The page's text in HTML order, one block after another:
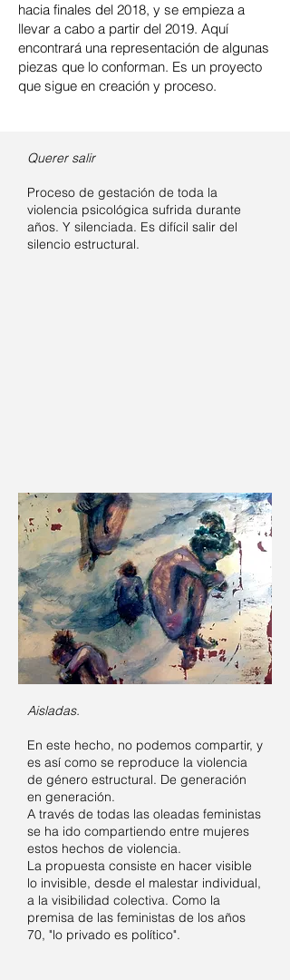
hacia finales del 2018, y se empieza a
llevar a cabo a partir del 2019. Aquí
encontrará una representación de algunas
piezas que lo conforman. Es un proyecto
que sigue en creación y proceso.
Querer salir
Proceso de gestación de toda la
violencia psicológica sufrida durante
años. Y silenciada. Es difícil salir del
silencio estructural.
Aisladas.
En este hecho, no podemos compartir, y
es así como se reproduce la violencia
de género estructural. De generación
en generación.
A través de todas las oleadas feministas
se ha ido compartiendo entre mujeres
estos hechos de violencia.
La propuesta consiste en hacer visible
lo invisible, desde el malestar individual,
a la visibilidad colectiva. Como la
premisa de las feministas de los años
70, "lo privado es político".